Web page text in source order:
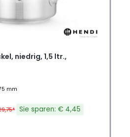
niedrig, 1,5 ltr.,
mm
Sie sparen: € 4,45